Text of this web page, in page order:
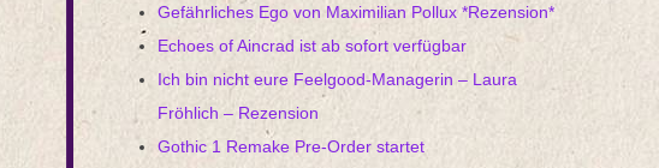
Gefährliches Ego von Maximilian Pollux *Rezension*
Echoes of Aincrad ist ab sofort verfügbar
Ich bin nicht eure Feelgood-Managerin – Laura
Fröhlich – Rezension
Gothic 1 Remake Pre-Order startet